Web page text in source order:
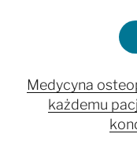
Medycyna
każdemu